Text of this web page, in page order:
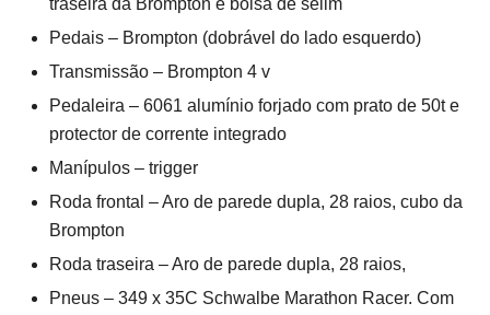
Pedais – Brompton (dobrável do lado esquerdo)
Transmissão – Brompton 4 v
Pedaleira – 6061 alumínio forjado com prato de 50t e
protector de corrente integrado
Manípulos – trigger
Roda frontal – Aro de parede dupla, 28 raios, cubo da
Brompton
Roda traseira – Aro de parede dupla, 28 raios,
Pneus – 349 x 35C Schwalbe Marathon Racer. Com